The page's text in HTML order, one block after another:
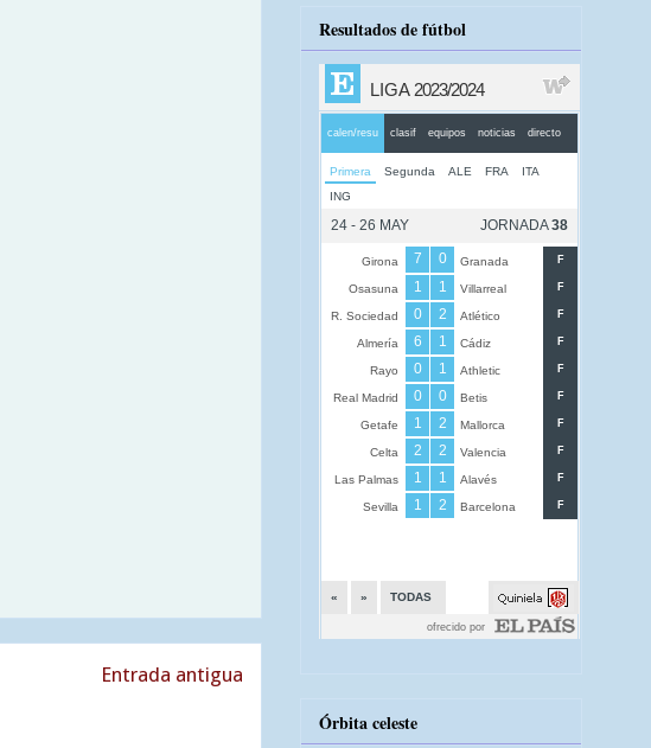
Entrada antigua
Resultados de fútbol
Órbita celeste